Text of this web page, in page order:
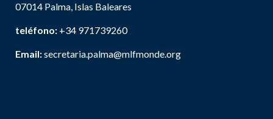
07014 Palma, Islas Baleares
teléfono: +34 971739260
Email:secretaria.palma@mlfmonde.org